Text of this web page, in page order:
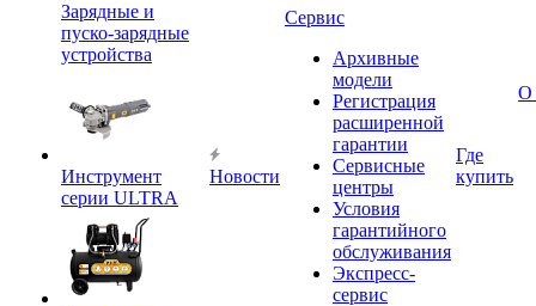
Зарядные и
пуско-зарядные
устройства
Инструмент
серии ULTRA
Новости
Сервис
Архивные
модели
Регистрация
расширенной
гарантии
Сервисные
центры
Условия
гарантийного
обслуживания
Экспресс-
сервис
Где
купить
О